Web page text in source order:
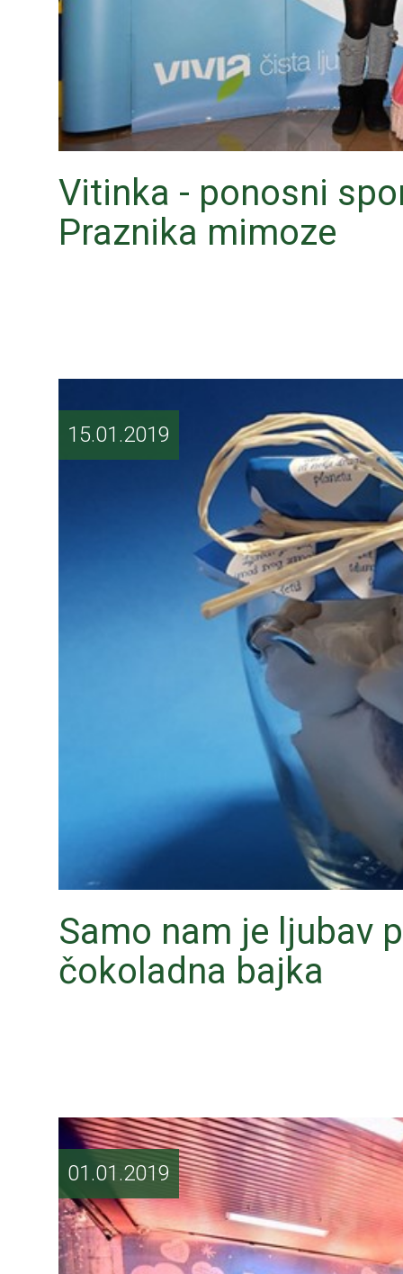
Vitinka - ponosni
Praznika mimoze
15.01.2019
Samo nam je ljubav
čokoladna bajka
01.01.2019